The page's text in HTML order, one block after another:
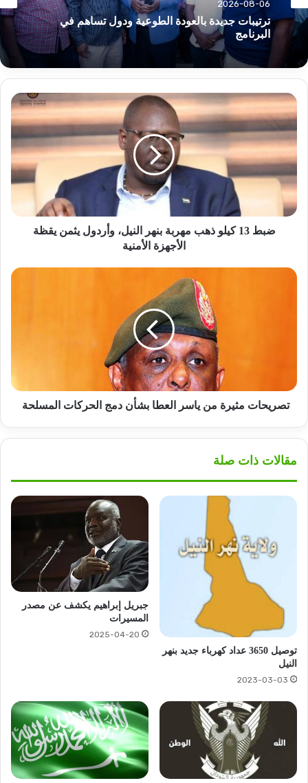
2026-08-06
ترتيبات جديدة بالعودة الطوعية ودول تساهم في
البرنامج
أخبار
2026-08-06
وزير المالية يدعو للشفافية في الحسابات البنكية
بمنظمات الامم المتحدة العاملة بالخرطوم.
ضبط
13
كيلو
ذهب
مهربة
بنهر
النيل،
وأردول
يثمن
ضبط 13 كيلو ذهب مهربة بنهر النيل، وأردول يثمن يقظة
الأجهزة الأمنية
تصريحات
المسلحة
تصريحات مثيرة من ياسر العطا بشأن دمج الحركات المسلحة
مقالات ذات صلة
توصيل 3650 عداد كهرباء جديد بنهر
النيل
2023-03-03
جبريل إبراهيم يكشف عن مصدر
المسيرات
2025-04-20